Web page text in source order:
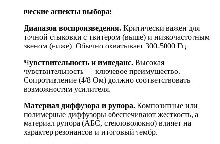
Технические аспекты выбора:
Диапазон воспроизведения. Критически важен для
точной стыковки с твитером (выше) и низкочастотным
звеном (ниже). Обычно охватывает 300-5000 Гц.
Чувствительность и импеданс. Высокая
чувствительность — ключевое преимущество.
Сопротивление (4/8 Ом) должно соответствовать
возможностям усилителя.
Материал диффузора и рупора. Композитные или
полимерные диффузоры обеспечивают жесткость, а
материал рупора (АБС, стекловолокно) влияет на
характер резонансов и итоговый тембр.